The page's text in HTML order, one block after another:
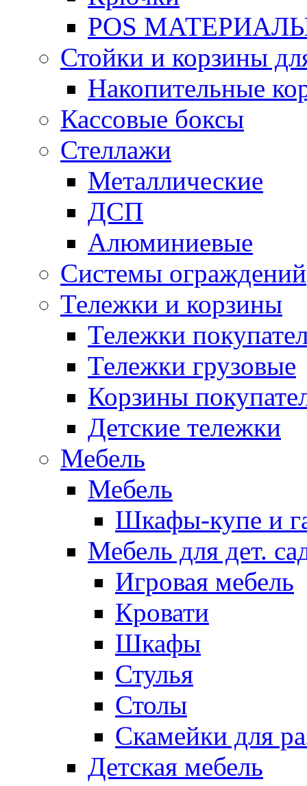
POS
Стойки и корзины
Накопительные
Кассовые боксы
Стеллажи
Металлические
ДСП
Алюминиевые
Системы ограждений
Тележки и корзины
Тележки
Тележки грузовые
Корзины
Детские тележки
Мебель
Мебель
Шкафы-купе и
Мебель для дет.
Игровая мебель
Кровати
Шкафы
Стулья
Столы
Скамейки для
Детская мебель